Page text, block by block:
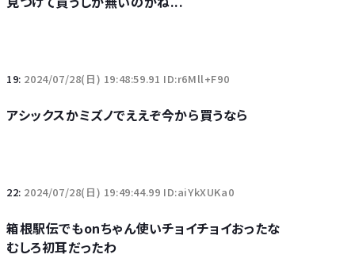
19: 2024/07/28(日) 19:48:59.91 ID:r6Mll+F90
アシックスかミズノでええぞ今から買うなら
22: 2024/07/28(日) 19:49:44.99 ID:aiYkXUKa0
箱根駅伝でもonちゃん使いチョイチョイおったな
むしろ初耳だったわ